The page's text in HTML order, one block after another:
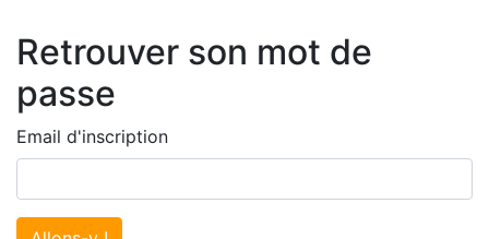
Retrouver son mot de
passe
Email d'inscription